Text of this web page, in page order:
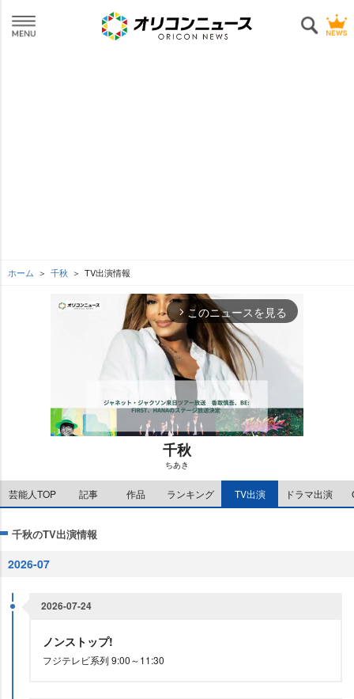
ホーム 千秋 TV出演情報
arrow_forward_ios このニュースを見る
M
u
t
千秋
ちあき
芸能人TOP 記事 作品 ランキング TV出演 ドラマ出演
千秋のTV出演情報
2026-07
2026-07-24
ノンストップ!
フジテレビ系列 9:00～11:30